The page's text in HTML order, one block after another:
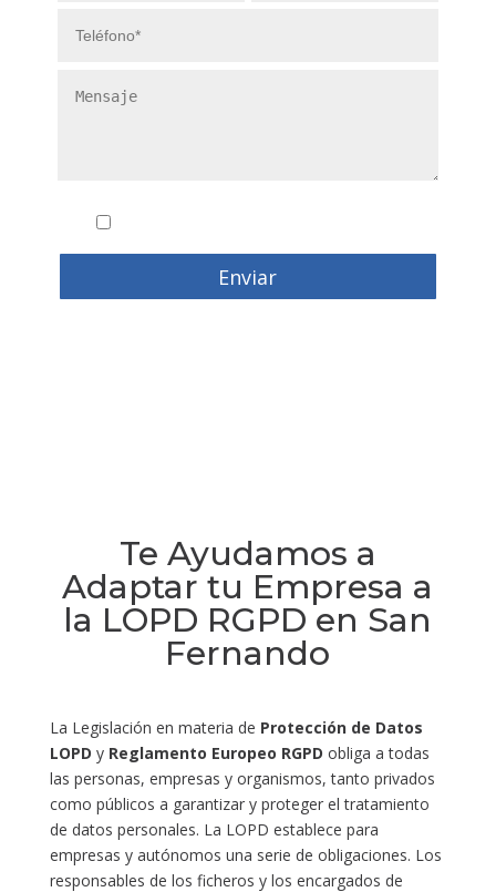
Enviar
Te Ayudamos a
Adaptar tu Empresa a
la LOPD RGPD en San
Fernando
La Legislación en materia de Protección de Datos
LOPD y Reglamento Europeo RGPD obliga a todas
las personas, empresas y organismos, tanto privados
como públicos a garantizar y proteger el tratamiento
de datos personales. La LOPD establece para
empresas y autónomos una serie de obligaciones. Los
responsables de los ficheros y los encargados de